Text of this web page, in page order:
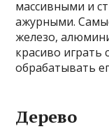
массивными и
ажурными.
железо,
красиво играть
обрабатывать
Дерево